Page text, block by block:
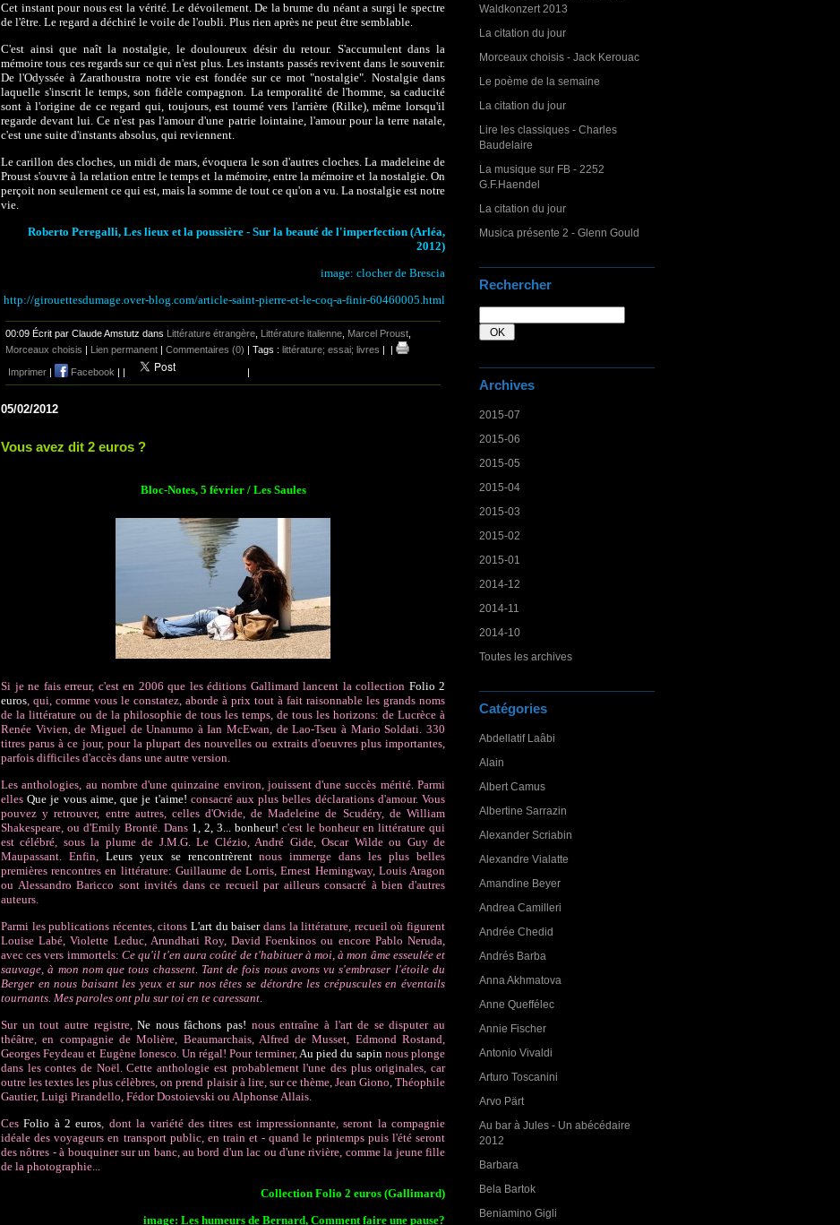
Waldkonzert 2013
La citation du jour
Morceaux choisis - Jack Kerouac
Le poème de la semaine
La citation du jour
Lire les classiques - Charles
Baudelaire
La musique sur FB - 2252
G.F.Haendel
La citation du jour
Musica présente 2 - Glenn Gould
Rechercher
Archives
2015-07
2015-06
2015-05
2015-04
2015-03
2015-02
2015-01
2014-12
2014-11
2014-10
Toutes les archives
Catégories
Abdellatif Laâbi
Alain
Albert Camus
Albertine Sarrazin
Alexander Scriabin
Alexandre Vialatte
Amandine Beyer
Andrea Camilleri
Andrée Chedid
Andrés Barba
Anna Akhmatova
Anne Queffélec
Annie Fischer
Antonio Vivaldi
Arturo Toscanini
Arvo Pärt
Au bar à Jules - Un abécédaire
2012
Barbara
Bela Bartok
Beniamino Gigli
Cet instant pour nous est la vérité. Le dévoilement. De la brume du néant a surgi le spectre
de l'être. Le regard a déchiré le voile de l'oubli. Plus rien après ne peut être semblable.
C'est ainsi que naît la nostalgie, le douloureux désir du retour. S'accumulent dans la
mémoire tous ces regards sur ce qui n'est plus. Les instants passés revivent dans le souvenir.
De l'Odyssée à Zarathoustra notre vie est fondée sur ce mot "nostalgie". Nostalgie dans
laquelle s'inscrit le temps, son fidèle compagnon. La temporalité de l'homme, sa caducité
sont à l'origine de ce regard qui, toujours, est tourné vers l'arrière (Rilke), même lorsqu'il
regarde devant lui. Ce n'est pas l'amour d'une patrie lointaine, l'amour pour la terre natale,
c'est une suite d'instants absolus, qui reviennent.
Le carillon des cloches, un midi de mars, évoquera le son d'autres cloches. La madeleine de
Proust s'ouvre à la relation entre le temps et la mémoire, entre la mémoire et la nostalgie. On
perçoit non seulement ce qui est, mais la somme de tout ce qu'on a vu. La nostalgie est notre
vie.
Roberto Peregalli, Les lieux et la poussière - Sur la beauté de l'imperfection (Arléa,
2012)
image: clocher de Brescia
http://girouettesdumage.over-blog.com/article-saint-pierre-et-le-coq-a-finir-60460005.html
00:09 Écrit par Claude Amstutz dans Littérature étrangère Littérature italienne Marcel Proust
Morceaux choisis | Lien permanent | Commentaires (0) | Tags : littérature; essai; livres | |
Imprimer | Facebook | | |
05/02/2012
Vous avez dit 2 euros ?
Bloc-Notes, 5 février / Les Saules
Si je ne fais erreur, c'est en 2006 que les éditions Gallimard lancent la collection Folio 2
euros, qui, comme vous le constatez, aborde à prix tout à fait raisonnable les grands noms
de la littérature ou de la philosophie de tous les temps, de tous les horizons: de Lucrèce à
Renée Vivien, de Miguel de Unanumo à Ian McEwan, de Lao-Tseu à Mario Soldati. 330
titres parus à ce jour, pour la plupart des nouvelles ou extraits d'oeuvres plus importantes,
parfois difficiles d'accès dans une autre version.
Les anthologies, au nombre d'une quinzaine environ, jouissent d'une succès mérité. Parmi
elles Que je vous aime, que je t'aime! consacré aux plus belles déclarations d'amour. Vous
pouvez y retrouver, entre autres, celles d'Ovide, de Madeleine de Scudéry, de William
Shakespeare, ou d'Emily Brontë. Dans 1, 2, 3... bonheur! c'est le bonheur en littérature qui
est célébré, sous la plume de J.M.G. Le Clézio, André Gide, Oscar Wilde ou Guy de
Maupassant. Enfin, Leurs yeux se rencontrèrentnous immerge dans les plus belles
premières rencontres en littérature: Guillaume de Lorris, Ernest Hemingway, Louis Aragon
ou Alessandro Baricco sont invités dans ce recueil par ailleurs consacré à bien d'autres
auteurs.
Parmi les publications récentes, citonsL'art du baiserdans la littérature, recueil où figurent
Louise Labé, Violette Leduc, Arundhati Roy, David Foenkinos ou encore Pablo Neruda,
avec ces vers immortels: Ce qu'il t'en aura coûté de t'habituer à moi, à mon âme esseulée et
sauvage, à mon nom que tous chassent. Tant de fois nous avons vu s'embraser l'étoile du
Berger en nous baisant les yeux et sur nos têtes se détordre les crépuscules en éventails
tournants. Mes paroles ont plu sur toi en te caressant.
Sur un tout autre registre,Ne nous fâchons pas! nous entraîne à l'art de se disputer au
théâtre, en compagnie de Molière, Beaumarchais, Alfred de Musset, Edmond Rostand,
Georges Feydeau et Eugène Ionesco. Un régal! Pour terminer,Au pied du sapinnous plonge
dans les contes de Noël. Cette anthologie est probablement l'une des plus originales, car
outre les textes les plus célèbres, on prend plaisir à lire, sur ce thème, Jean Giono, Théophile
Gautier, Luigi Pirandello, Fédor Dostoievski ou Alphonse Allais.
CesFolio à 2 euros, dont la variété des titres est impressionnante, seront la compagnie
idéale des voyageurs en transport public, en train et - quand le printemps puis l'été seront
des nôtres - à bouquiner sur un banc, au bord d'un lac ou d'une rivière, comme la jeune fille
de la photographie...
Collection Folio 2 euros (Gallimard)
image: Les humeurs de Bernard, Comment faire une pause?